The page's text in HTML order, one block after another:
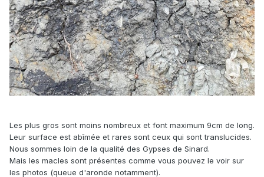
Les plus gros sont moins nombreux et font maximum 9cm de long.
Leur surface est abîmée et rares sont ceux qui sont translucides.
Nous sommes loin de la qualité des Gypses de Sinard.
Mais les macles sont présentes comme vous pouvez le voir sur
les photos (queue d'aronde notamment).